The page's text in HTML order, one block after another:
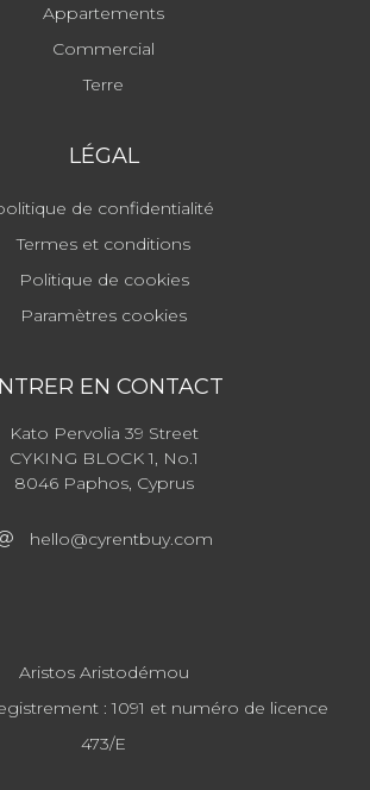
Appartements
Commercial
Terre
LÉGAL
de confidentialité
Termes et conditions
Politique de cookies
Paramètres cookies
EN CONTACT
Kato Pervolia 39 Street
CYKING BLOCK 1, No.1
8046 Paphos, Cyprus
hello@cyrentbuy.com
Aristos Aristodémou
: 1091 et numéro de licence
473/E